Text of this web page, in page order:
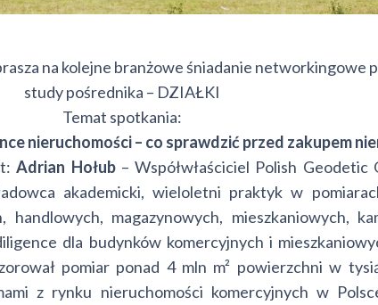
na kolejne branżowe śniadanie networkingowe
study pośrednika – DZIAŁKI
Temat spotkania:
nieruchomości – co sprawdzić przed zakupem
Adrian Hołub– Współwłaściciel Polish Geodetic
akademicki, wieloletni praktyk w
magazynowych, mieszkaniowych,
dla budynków komercyjnych i
pomiar ponad 4 mln m² powierzchni w
z rynku nieruchomości komercyjnych w